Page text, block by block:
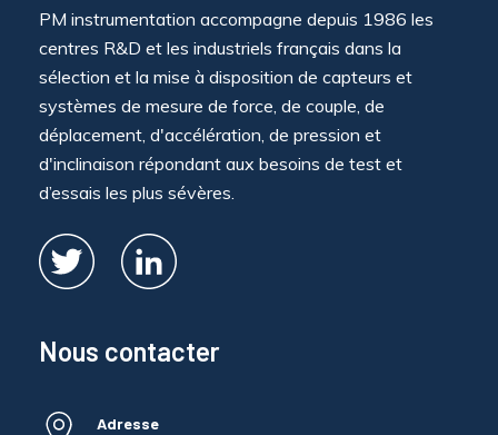
PM instrumentation accompagne depuis 1986 les
centres R&D et les industriels français dans la
sélection et la mise à disposition de capteurs et
systèmes de mesure de force, de couple, de
déplacement, d'accélération, de pression et
d'inclinaison répondant aux besoins de test et
d’essais les plus sévères.
Nous contacter
Adresse